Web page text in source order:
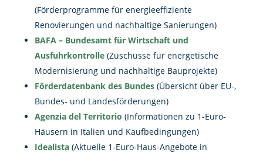
(Förderprogramme für energieeffiziente
Renovierungen und nachhaltige Sanierungen)
BAFA – Bundesamt für Wirtschaft und
Ausfuhrkontrolle(Zuschüsse für energetische
Modernisierung und nachhaltige Bauprojekte)
Förderdatenbank des Bundes(Übersicht über EU-,
Bundes- und Landesförderungen)
Agenzia del Territorio (Informationen zu 1-Euro-
Häusern in Italien und Kaufbedingungen)
Idealista(Aktuelle 1-Euro-Haus-Angebote in